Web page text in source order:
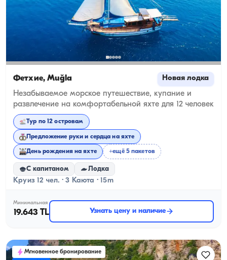
Фетхие, Muğla Новая лодка
Незабываемое морское путешествие, купание и
развлечение на комфортабельной яхте для 12 человек
Тур по 12 островам
Предложение руки и сердца на яхте
День рождения на яхте +ещё 5 пакетов
С капитаном Лодка
Круиз 12 чел. · 3 Каюта · 15m
Минимальная
19.643 TL Узнать цену и наличие
Мгновенное бронирование